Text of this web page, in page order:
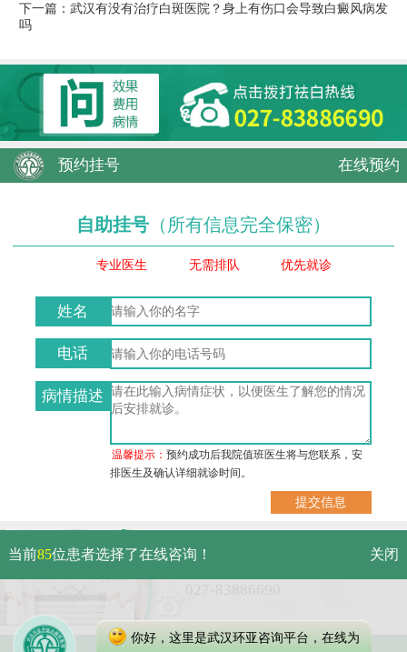
下一篇： 武汉有没有治疗白斑医院？身上有伤口会导致白癜风病发
吗
预约挂号 在线预约
自助挂号 （所有信息完全保密）
专业医生 无需排队 优先就诊
姓名
电话
病情描述
温馨提示：预约成功后我院值班医生将与您联系，安
排医生及确认详细就诊时间。
武汉市硚口区解放大道479号
当前85位患者选择了在线咨询！ 关闭
你好，这里是武汉环亚咨询平台，在线为